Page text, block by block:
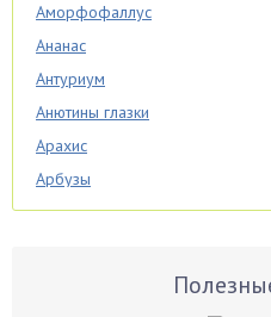
Аморфофаллус
Ананас
Антуриум
Анютины глазки
Арахис
Арбузы
Аспарагус